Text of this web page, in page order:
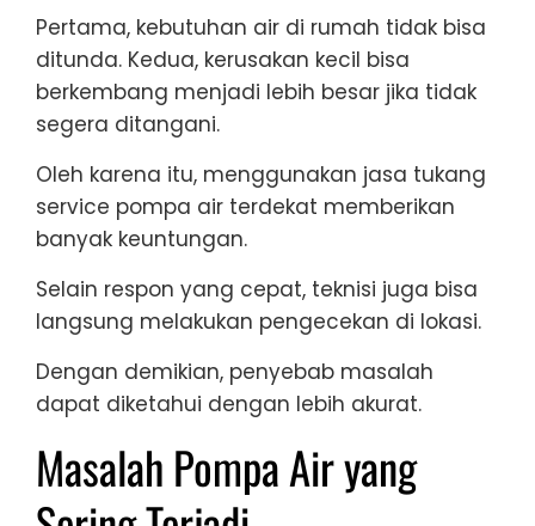
Pertama, kebutuhan air di rumah tidak bisa
ditunda. Kedua, kerusakan kecil bisa
berkembang menjadi lebih besar jika tidak
segera ditangani.
Oleh karena itu, menggunakan jasa tukang
service pompa air terdekat memberikan
banyak keuntungan.
Selain respon yang cepat, teknisi juga bisa
langsung melakukan pengecekan di lokasi.
Dengan demikian, penyebab masalah
dapat diketahui dengan lebih akurat.
Masalah Pompa Air yang